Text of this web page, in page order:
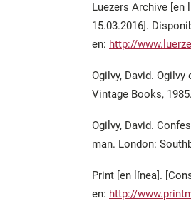
Luezers Archive [en
15.03.2016].
en: http://
Ogilvy, David.
Vintage Books, 1985.
Ogilvy, David.
man. London:
Print [en línea].
en: http://